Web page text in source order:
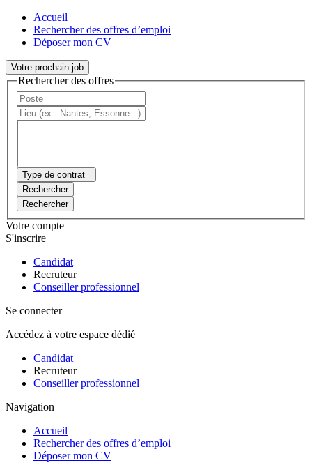
Accueil
Rechercher des offres d’emploi
Déposer mon CV
Votre prochain job
Rechercher des offres
Type de contrat
Rechercher
Rechercher
Votre compte
S'inscrire
Candidat
Recruteur
Conseiller professionnel
Se connecter
Accédez à votre espace dédié
Candidat
Recruteur
Conseiller professionnel
Navigation
Accueil
Rechercher des offres d’emploi
Déposer mon CV